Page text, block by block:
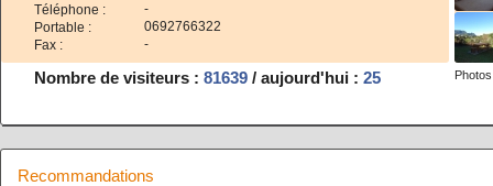
Téléphone :
-
Portable :
0692766322
Fax :
-
Nombre de visiteurs : 81639 / aujourd'hui : 25
Recommandations